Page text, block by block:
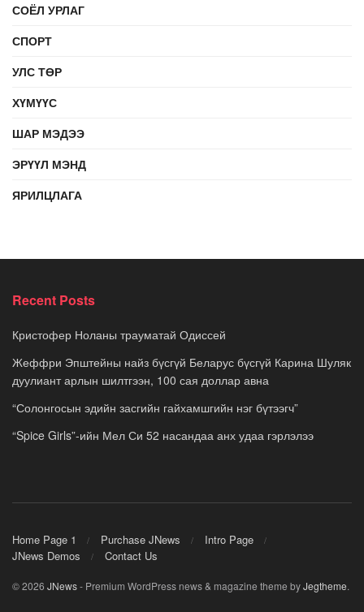
СОЁЛ УРЛАГ
СПОРТ
УЛС ТӨР
ХҮМҮҮС
ШАР МЭДЭЭ
ЭРҮҮЛ МЭНД
ЯРИЛЦЛАГА
Recent Posts
Кристофер Ноланы трауматай Одиссей
Жеффри Эпштейны найз бүсгүй Беларус бүсгүй Карина Шуляк
дуулиант арлын шилтгээн, 100 сая доллар авна
“Солонгосын эдийн засгийн гайхамшгийн нэг бүтээгч”
“Spice Girls”-ийн Мел Си 52 насандаа анх удаа гэрлэлээ
Home Page 1 Purchase JNews
Intro Page
JNews Demos
Contact Us
© 2026 JNews- Premium WordPress news & magazine theme byJegtheme.